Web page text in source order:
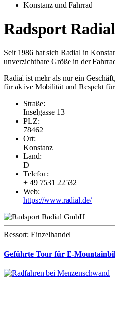
Konstanz und Fahrrad
Radsport
Seit 1986 hat sich Radial in
unverzichtbare Größe in der
Radial ist mehr als nur ein
für aktive Mobilität und Respekt
Straße:
Inselgasse 13
PLZ:
78462
Ort:
Konstanz
Land:
D
Telefon:
+ 49 7531 22532
Web:
https://www.radial.de/
Ressort: Einzelhandel
Geführte Tour für E-